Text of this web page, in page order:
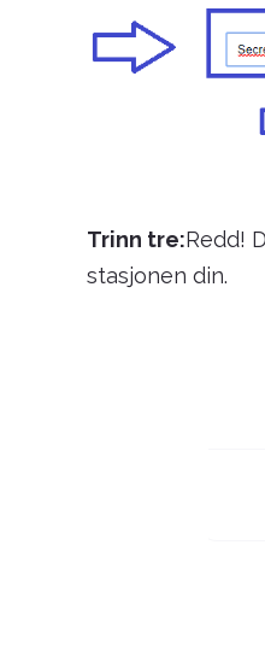
Trinn tre:Redd!
stasjonen din.